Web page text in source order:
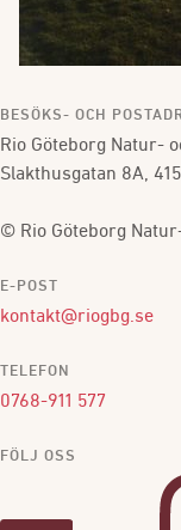
BESÖKS- OCH
Rio Göteborg Natur-
Slakthusgatan 8A,
© Rio Göteborg
E-POST
kontakt@riogbg.se
TELEFON
0768-911 577
FÖLJ OSS